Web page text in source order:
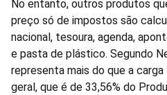
No entanto, outros produtos
preço só de impostos são
nacional, tesoura, agenda,
e pasta de plástico. Segundo
representa mais do que a
geral, que é de 33,56% do